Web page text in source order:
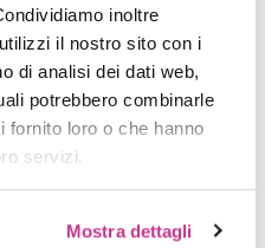
inoltre
il nostro sito con i
di analisi dei dati web,
potrebbero combinarle
fornito loro o che hanno
servizi.
Mostra dettagli
NATURALE
Italy
professionale